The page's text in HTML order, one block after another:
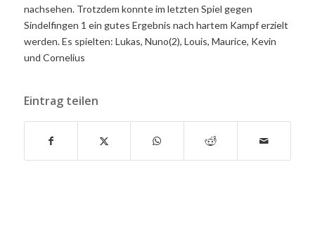
nachsehen. Trotzdem konnte im letzten Spiel gegen
Sindelfingen 1 ein gutes Ergebnis nach hartem Kampf erzielt
werden. Es spielten: Lukas, Nuno(2), Louis, Maurice, Kevin
und Cornelius
Eintrag teilen